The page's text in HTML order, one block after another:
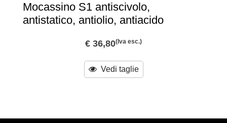
Mocassino S1 antiscivolo,
antistatico, antiolio, antiacido
€ 36,80(Iva esc.)
Vedi taglie